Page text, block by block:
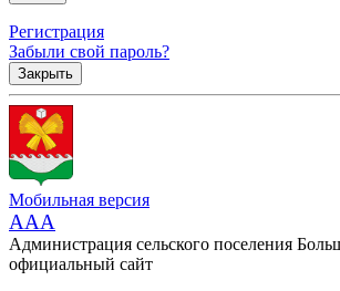
Регистрация
Забыли свой пароль?
Закрыть
Мобильная версия
AAA
Администрация сельского поселения
официальный сайт